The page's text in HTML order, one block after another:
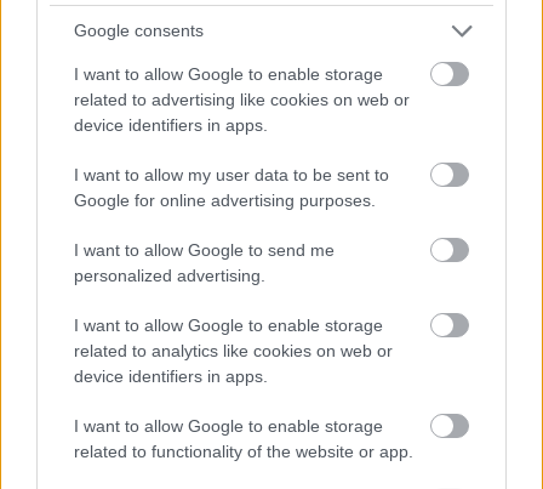
Google consents
I want to allow Google to enable storage
related to advertising like cookies on web or
device identifiers in apps.
I want to allow my user data to be sent to
Google for online advertising purposes.
I want to allow Google to send me
personalized advertising.
I want to allow Google to enable storage
related to analytics like cookies on web or
device identifiers in apps.
I want to allow Google to enable storage
related to functionality of the website or app.
21 órája
„Jó látni, hogy közel az álom” – Camara az F1-es
pletykákról